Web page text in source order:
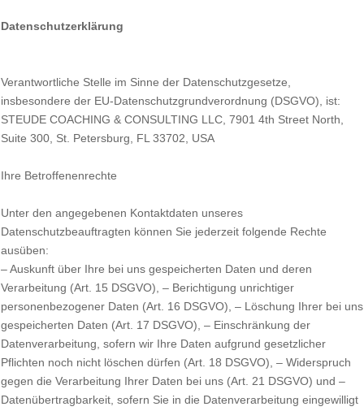
Datenschutzerklärung
Verantwortliche Stelle im Sinne der Datenschutzgesetze,
insbesondere der EU-Datenschutzgrundverordnung (DSGVO), ist:
STEUDE COACHING & CONSULTING LLC, 7901 4th Street North,
Suite 300, St. Petersburg, FL 33702, USA
Ihre Betroffenenrechte
Unter den angegebenen Kontaktdaten unseres
Datenschutzbeauftragten können Sie jederzeit folgende Rechte
ausüben:
– Auskunft über Ihre bei uns gespeicherten Daten und deren
Verarbeitung (Art. 15 DSGVO), – Berichtigung unrichtiger
personenbezogener Daten (Art. 16 DSGVO), – Löschung Ihrer bei uns
gespeicherten Daten (Art. 17 DSGVO), – Einschränkung der
Datenverarbeitung, sofern wir Ihre Daten aufgrund gesetzlicher
Pflichten noch nicht löschen dürfen (Art. 18 DSGVO), – Widerspruch
gegen die Verarbeitung Ihrer Daten bei uns (Art. 21 DSGVO) und –
Datenübertragbarkeit, sofern Sie in die Datenverarbeitung eingewilligt